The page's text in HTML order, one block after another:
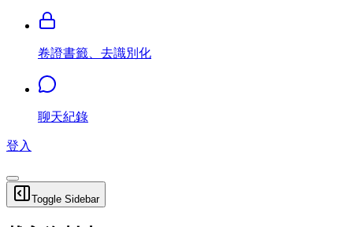
卷證書籤、去識別化
聊天紀錄
登入
Toggle Sidebar